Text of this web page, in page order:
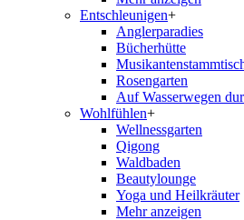
Entschleunigen+
Anglerparadies
Bücherhütte
Rosengarten
Auf Wasserwegen
Wohlfühlen+
Wellnessgarten
Qigong
Waldbaden
Beautylounge
Yoga und Heilkräuter
Mehr anzeigen